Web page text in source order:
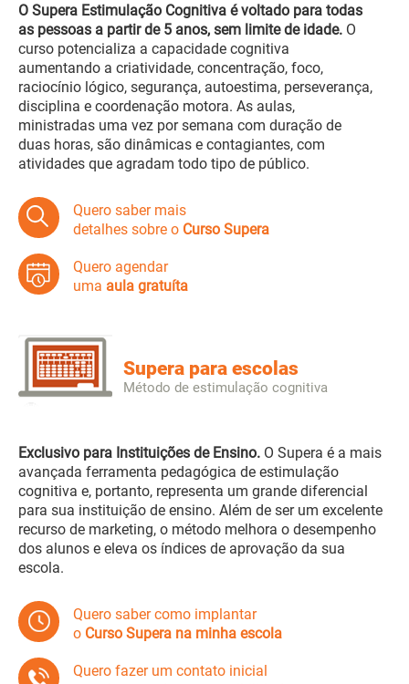
O Supera Estimulação Cognitiva é voltado para todas
as pessoas a partir de 5 anos, sem limite de idade. O
curso potencializa a capacidade cognitiva
aumentando a criatividade, concentração, foco,
raciocínio lógico, segurança, autoestima, perseverança,
disciplina e coordenação motora. As aulas,
ministradas uma vez por semana com duração de
duas horas, são dinâmicas e contagiantes, com
atividades que agradam todo tipo de público.
Quero saber mais
detalhes sobre o Curso Supera
Quero agendar
uma aula gratuíta
Supera para escolas
Método de estimulação cognitiva
Exclusivo para Instituições de Ensino. O Supera é a mais
avançada ferramenta pedagógica de estimulação
cognitiva e, portanto, representa um grande diferencial
para sua instituição de ensino. Além de ser um excelente
recurso de marketing, o método melhora o desempenho
dos alunos e eleva os índices de aprovação da sua
escola.
Quero saber como implantar
o Curso Supera na minha escola
Quero fazer um contato inicial